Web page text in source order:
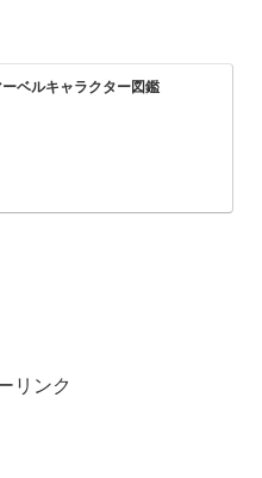
ベルキャラクター図鑑
リンク